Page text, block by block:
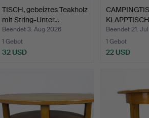
TISCH, gebeiztes Teakholz
mit String-Unter…
Beendet 3. Aug 2026
1 Gebot
32 USD
Lamin…
Beendet 21.
1 Gebot
22 USD